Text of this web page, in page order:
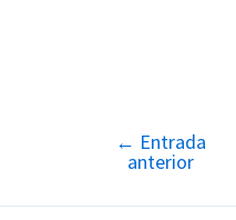
Navegación
entradas
← Entrada
anterior